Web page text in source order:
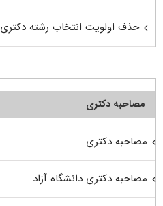
حذف اولویت انتخاب رشته دکتری
مصاحبه دکتری
مصاحبه دکتری
مصاحبه دکتری دانشگاه آزاد